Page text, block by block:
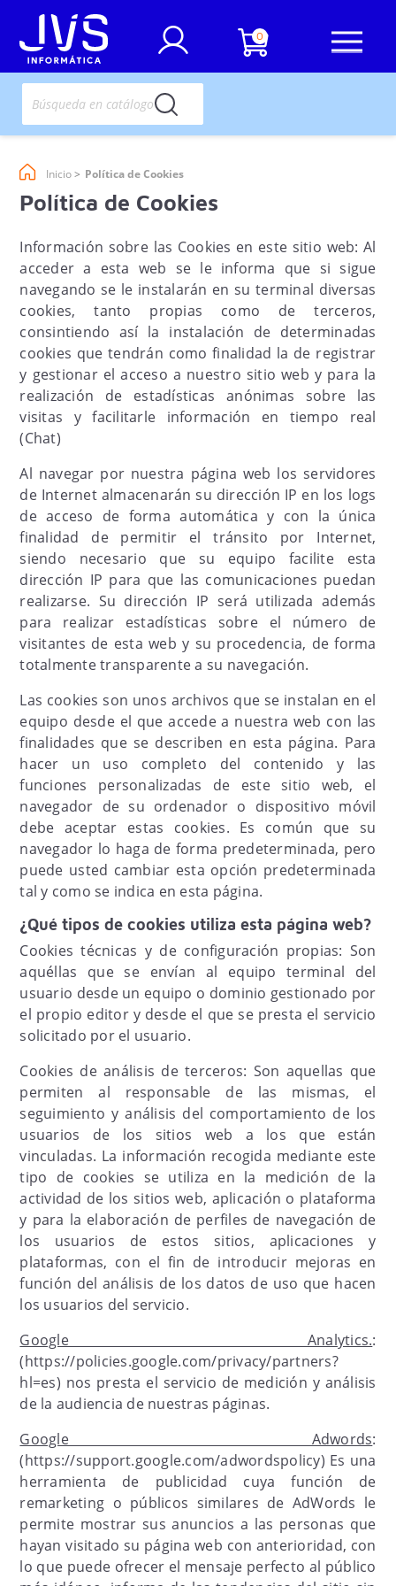
0
Inicio Política de Cookies
Política de Cookies
Información sobre las Cookies en este sitio web: Al
acceder a esta web se le informa que si sigue
navegando se le instalarán en su terminal diversas
cookies, tanto propias como de terceros,
consintiendo así la instalación de determinadas
cookies que tendrán como finalidad la de registrar
y gestionar el acceso a nuestro sitio web y para la
realización de estadísticas anónimas sobre las
visitas y facilitarle información en tiempo real
(Chat)
Al navegar por nuestra página web los servidores
de Internet almacenarán su dirección IP en los logs
de acceso de forma automática y con la única
finalidad de permitir el tránsito por Internet,
siendo necesario que su equipo facilite esta
dirección IP para que las comunicaciones puedan
realizarse. Su dirección IP será utilizada además
para realizar estadísticas sobre el número de
visitantes de esta web y su procedencia, de forma
totalmente transparente a su navegación.
Las cookies son unos archivos que se instalan en el
equipo desde el que accede a nuestra web con las
finalidades que se describen en esta página. Para
hacer un uso completo del contenido y las
funciones personalizadas de este sitio web, el
navegador de su ordenador o dispositivo móvil
debe aceptar estas cookies. Es común que su
navegador lo haga de forma predeterminada, pero
puede usted cambiar esta opción predeterminada
tal y como se indica en esta página.
¿Qué tipos de cookies utiliza esta página web?
Cookies técnicas y de configuración propias: Son
aquéllas que se envían al equipo terminal del
usuario desde un equipo o dominio gestionado por
el propio editor y desde el que se presta el servicio
solicitado por el usuario.
Cookies de análisis de terceros: Son aquellas que
permiten al responsable de las mismas, el
seguimiento y análisis del comportamiento de los
usuarios de los sitios web a los que están
vinculadas. La información recogida mediante este
tipo de cookies se utiliza en la medición de la
actividad de los sitios web, aplicación o plataforma
y para la elaboración de perfiles de navegación de
los usuarios de estos sitios, aplicaciones y
plataformas, con el fin de introducir mejoras en
función del análisis de los datos de uso que hacen
los usuarios del servicio.
Google Analytics.:
(https://policies.google.com/privacy/partners?
hl=es) nos presta el servicio de medición y análisis
de la audiencia de nuestras páginas.
Google Adwords:
(https://support.google.com/adwordspolicy) Es una
herramienta de publicidad cuya función de
remarketing o públicos similares de AdWords le
permite mostrar sus anuncios a las personas que
hayan visitado su página web con anterioridad, con
lo que puede ofrecer el mensaje perfecto al público